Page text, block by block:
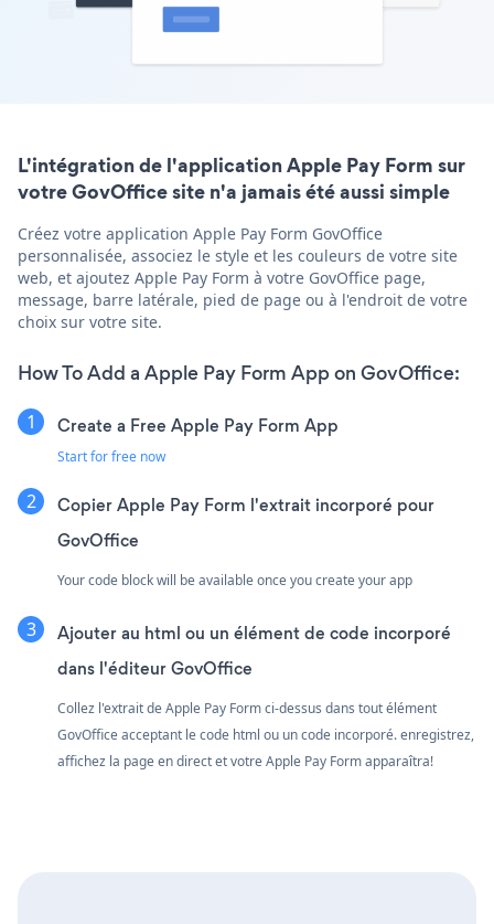
L'intégration de l'application Apple Pay Form sur
votre GovOffice site n'a jamais été aussi simple
Créez votre application Apple Pay Form GovOffice
personnalisée, associez le style et les couleurs de votre site
web, et ajoutez Apple Pay Form à votre GovOffice page,
message, barre latérale, pied de page ou à l'endroit de votre
choix sur votre site.
How To Add a Apple Pay Form App on GovOffice:
Create a Free Apple Pay Form App
Start for free now
Copier Apple Pay Form l'extrait incorporé pour
GovOffice
Your code block will be available once you create your app
Ajouter au html ou un élément de code incorporé
dans l'éditeur GovOffice
Collez l'extrait de Apple Pay Form ci-dessus dans tout élément
GovOffice acceptant le code html ou un code incorporé. enregistrez,
affichez la page en direct et votre Apple Pay Form apparaîtra!